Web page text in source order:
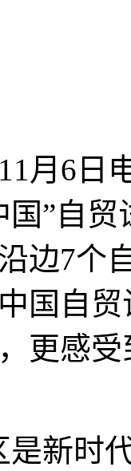
11月6
国”自
边7个
国自
更感
时代